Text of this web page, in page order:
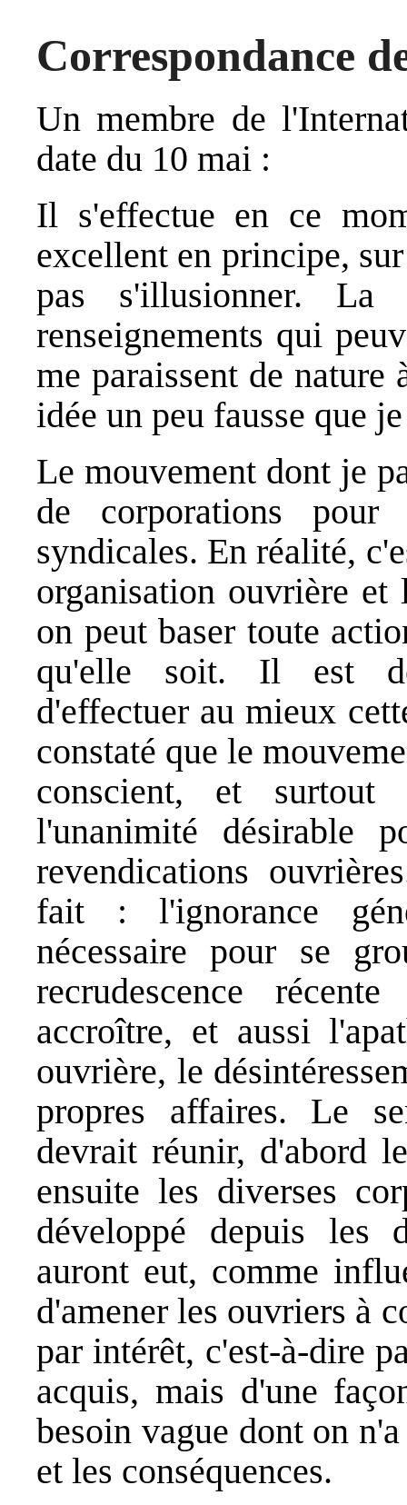
Correspondance
Un membre de
date du 10 mai :
Il s'effectue en ce
excellent en principe,
pas s'illusionner.
renseignements qui
me paraissent de nature
idée un peu fausse que
Le mouvement dont je
de corporations pour
syndicales. En réalité,
organisation ouvrière
on peut baser toute
qu'elle soit. Il est
d'effectuer au mieux
constaté que le
conscient, et surtout
l'unanimité désirable
revendications
fait : l'ignorance
nécessaire pour se
recrudescence
accroître, et aussi
ouvrière, le
propres affaires. Le
devrait réunir, d'abord
ensuite les diverses
développé depuis les
auront eut, comme
d'amener les ouvriers à
par intérêt, c'est-à-dire
acquis, mais d'une
besoin vague dont on
et les conséquences.